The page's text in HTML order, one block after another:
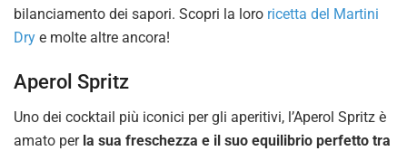
bilanciamento dei sapori. Scopri la loro ricetta del Martini
Dry e molte altre ancora!
Aperol Spritz
Uno dei cocktail più iconici per gli aperitivi, l’Aperol Spritz è
amato per la sua freschezza e il suo equilibrio perfetto tra